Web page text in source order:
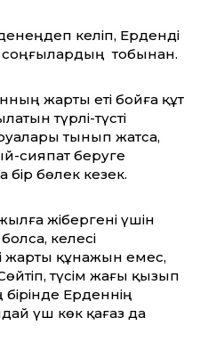
келіп, Ерденді
соңғылардың тобынан.
жарты еті бойға құт
түрлі-түсті
тынып жатса,
сияпат беруге
бөлек кезек.
жібергені үшін
келесі
жарты құнажын емес,
түсім жағы қызып
бірінде Ерденнің
үш көк қағаз да